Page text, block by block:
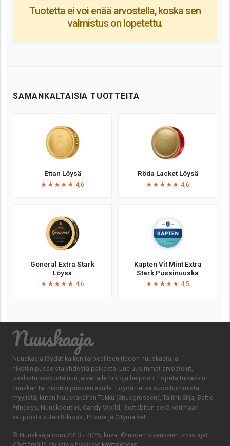
Tuotetta ei voi enää arvostella, koska sen
valmistus on lopetettu.
SAMANKALTAISIA TUOTTEITA
Ettan Löysä
★★★★★ 4,6
Röda Lacket Löysä
★★★★★ 4,6
General Extra Stark
Löysä
★★★★★ 4,6
Kapten Vit Mint Extra
Stark Pussinuuska
★★★★★ 4,5
Nuuskaaja
Nuuskaaja löydät kaiken tarpeellisen tiedon nuuskasta ja
nikotiinipusseista yhdestä paikasta. Lue uusimmat arvostelut,
osallistu keskusteluun ja vertaile hintoja helposti. Lopeta tupakointi
nuuskan tai nikotiinipussien avulla. Löydä tietoa suosituimmista
myyjistä, kuten Nuuskakairan Tukku (Snusgrossen), Tallink Silja, Baltic
Princess, Nuuskaoutlet, Candy World, Gottebiten sekä kotimaan
kaupoista kuten R-kioski, Prisma ja Citymarket.
© Nuuskaaja.com 2013 - 2026, kuvat © niiden oikeuksien omistajat.